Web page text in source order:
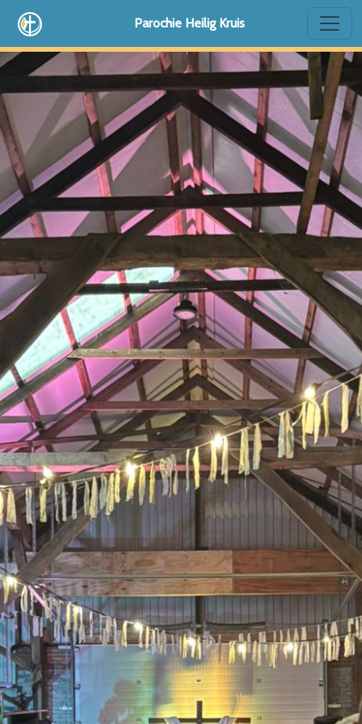
Parochie Heilig Kruis
Uitnodiging Basilica-avond 27 juli 2026 te Bolsward
22 juli 2026
LEES MEER